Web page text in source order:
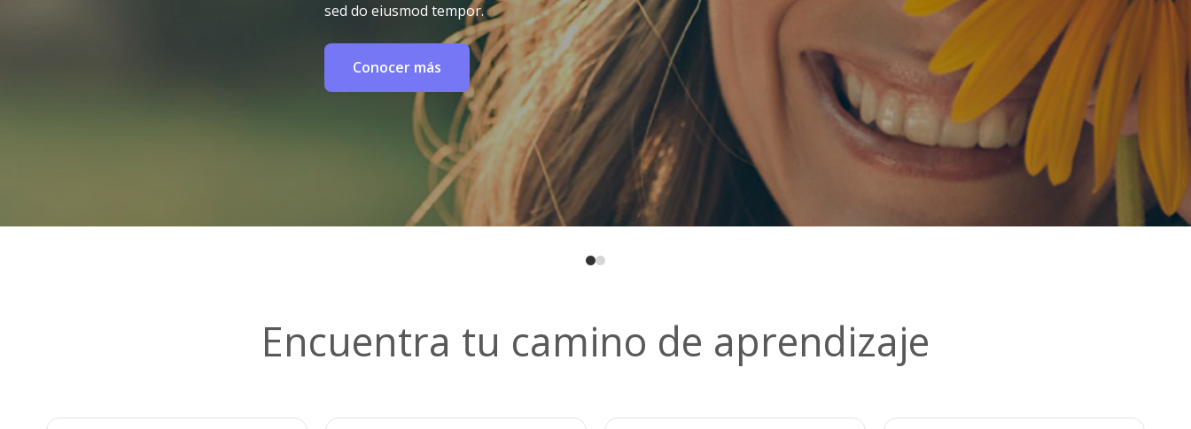
sed do eiusmod tempor.
Conocer más
Encuentra tu camino de aprendizaje